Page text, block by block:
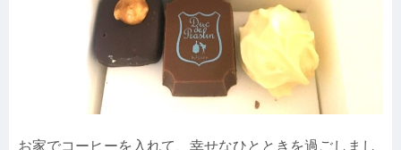
お家でコーヒーを入れて、幸せなひとときを過ごしまし